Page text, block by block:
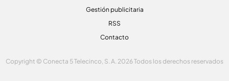
Gestión publicitaria
RSS
Contacto
Copyright © Conecta 5 Telecinco, S. A. 2026 Todos los derechos reservados